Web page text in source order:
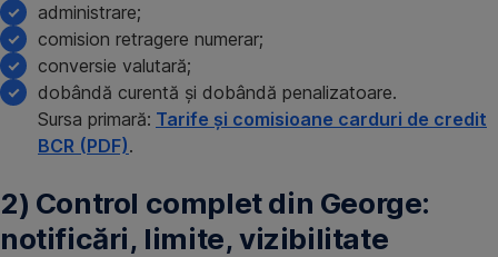
administrare;
comision retragere numerar;
conversie valutară;
dobândă curentă și dobândă penalizatoare.
Sursa primară: Tarife și comisioane carduri de credit
BCR (PDF).
2) Control complet din George:
notificări, limite, vizibilitate